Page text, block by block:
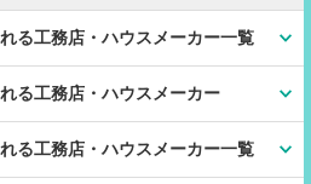
る工務店・ハウスメーカー一覧
る工務店・ハウスメーカー
る工務店・ハウスメーカー一覧